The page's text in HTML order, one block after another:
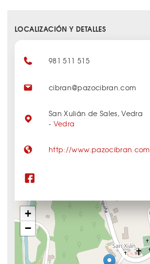
LOCALIZACIÓN Y DETALLES
+
−
981 511 515
cibran@pazocibran.com
San Xulián de Sales, Vedra
- Vedra
http://www.pazocibran.com